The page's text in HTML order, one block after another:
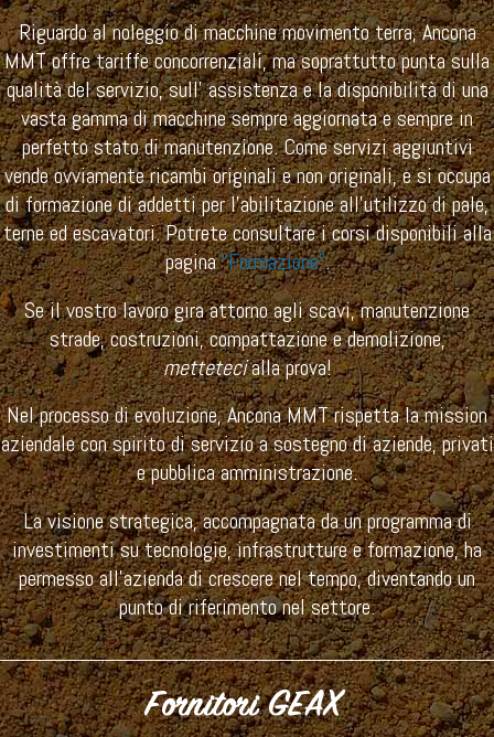
Riguardo al noleggio di macchine movimento terra, Ancona
MMT offre tariffe concorrenziali, ma soprattutto punta sulla
qualità del servizio, sull’ assistenza e la disponibilità di una
vasta gamma di macchine sempre aggiornata e sempre in
perfetto stato di manutenzione. Come servizi aggiuntivi
vende ovviamente ricambi originali e non originali, e si occupa
di formazione di addetti per l’abilitazione all’utilizzo di pale,
terne ed escavatori. Potrete consultare i corsi disponibili alla
pagina“Formazione”.
Se il vostro lavoro gira attorno agli scavi, manutenzione
strade, costruzioni, compattazione e demolizione,
mettetecialla prova!
Nel processo di evoluzione, Ancona MMT rispetta la mission
aziendale con spirito di servizio a sostegno di aziende, privati
e pubblica amministrazione.
La visione strategica, accompagnata da un programma di
investimenti su tecnologie, infrastrutture e formazione, ha
permesso all’azienda di crescere nel tempo, diventando un
punto di riferimento nel settore.